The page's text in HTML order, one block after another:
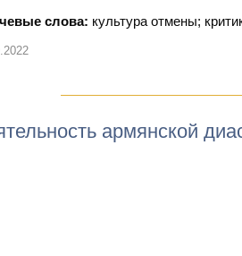
слова: культура отмены;
армянской